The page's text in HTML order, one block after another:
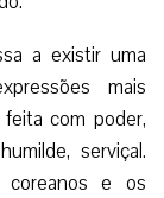
a existir uma
mais
com poder,
serviçal.
coreanos e os